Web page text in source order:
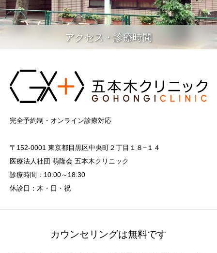
アクセス・診療時間
完全予約制・オンライン診療対応
〒152-0001 東京都目黒区中央町２丁目１８−１４
医療法人社団 萌隆会 五本木クリニック
診療時間：10:00～18:30
休診日：木・日・祝
カウンセリングは無料です